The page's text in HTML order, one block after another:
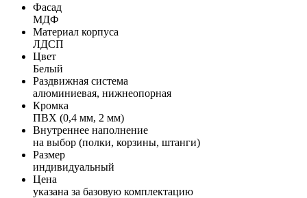
Фасад
МДФ
Материал корпуса
ЛДСП
Цвет
Белый
Раздвижная система
алюминиевая, нижнеопорная
Кромка
ПВХ (0,4 мм, 2 мм)
Внутреннее наполнение
на выбор (полки, корзины, штанги)
Размер
индивидуальный
Цена
указана за базовую комплектацию